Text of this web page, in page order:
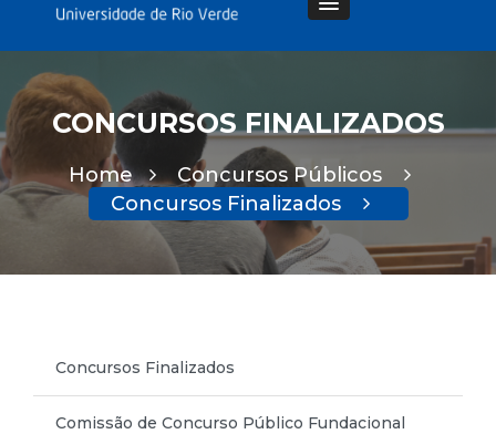
CONCURSOS FINALIZADOS
Home
Concursos Públicos
Concursos Finalizados
Concursos Finalizados
Comissão de Concurso Público Fundacional